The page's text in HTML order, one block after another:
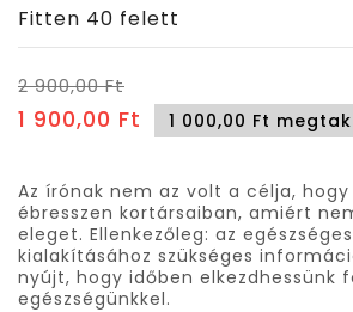
Fitten 40 felett
2 900,00 Ft
1 900,00 Ft 1 000,00 Ft
Az írónak nem az volt a célja,
ébresszen kortársaiban, amiért
eleget. Ellenkezőleg: az
kialakításához szükséges
nyújt, hogy időben elkezdhessünk
egészségünkkel.